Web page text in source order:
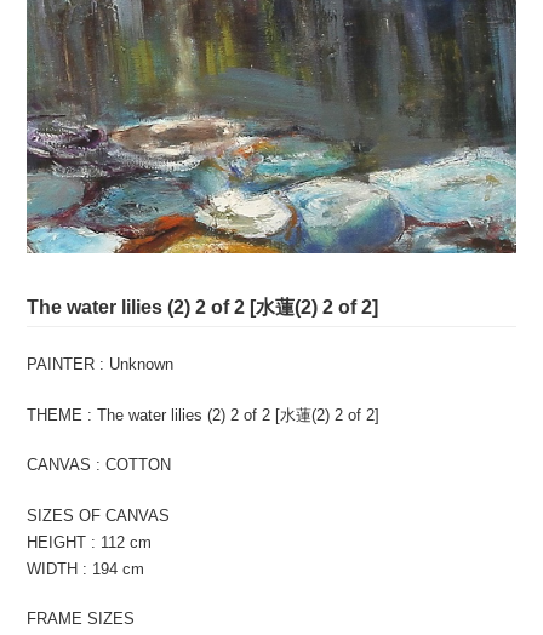
The water lilies (2) 2 of 2 [水蓮(2) 2 of 2]
PAINTER : Unknown
THEME : The water lilies (2) 2 of 2 [水蓮(2) 2 of 2]
CANVAS : COTTON
SIZES OF CANVAS
HEIGHT : 112 cm
WIDTH : 194 cm
FRAME SIZES